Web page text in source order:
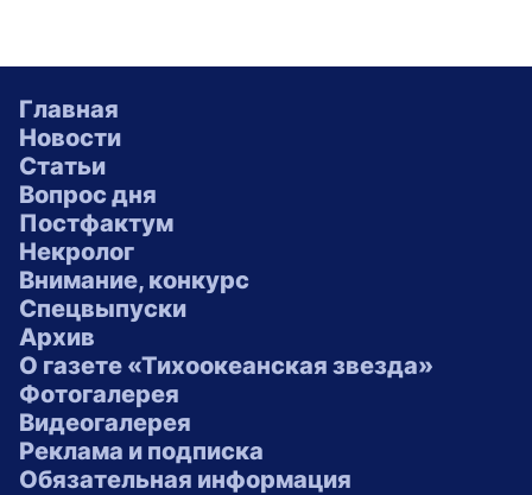
Главная
Новости
Статьи
Вопрос дня
Постфактум
Некролог
Внимание, конкурс
Спецвыпуски
Архив
О газете «Тихоокеанская звезда»
Фотогалерея
Видеогалерея
Реклама и подписка
Обязательная информация